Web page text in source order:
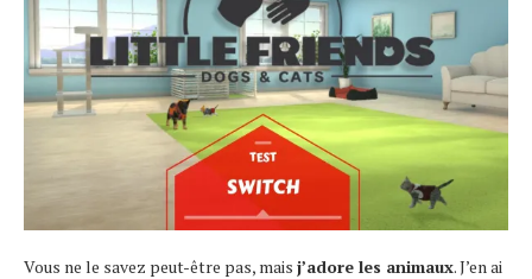
Vous ne le savez peut-être pas, mais j’adore les animaux. J’en ai